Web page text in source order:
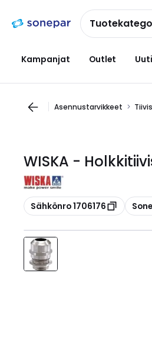
navigointiinsisältöön
Kampanjat Outlet
Asennustarvikkeet
WISKA -
Kopioi
Sähkönro 1706176 Kopioi